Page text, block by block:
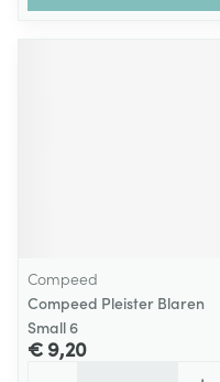
Compeed
Compeed Pleister Blaren
Small 6
€ 9,20